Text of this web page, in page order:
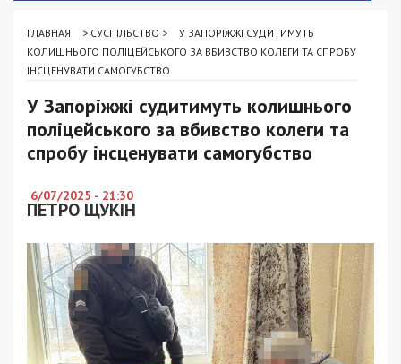
ГЛАВНАЯ > СУСПІЛЬСТВО >
У ЗАПОРІЖЖІ СУДИТИМУТЬ
КОЛИШНЬОГО ПОЛІЦЕЙСЬКОГО ЗА ВБИВСТВО КОЛЕГИ ТА СПРОБУ
ІНСЦЕНУВАТИ САМОГУБСТВО
У Запоріжжі судитимуть колишнього
поліцейського за вбивство колеги та
спробу інсценувати самогубство
6/07/2025 - 21:30
ПЕТРО ЩУКІН